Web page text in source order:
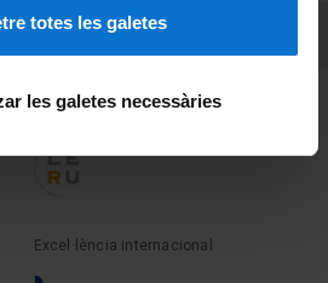
totes les galetes
les galetes necessàries
Membre de la
Excel·lència internacional